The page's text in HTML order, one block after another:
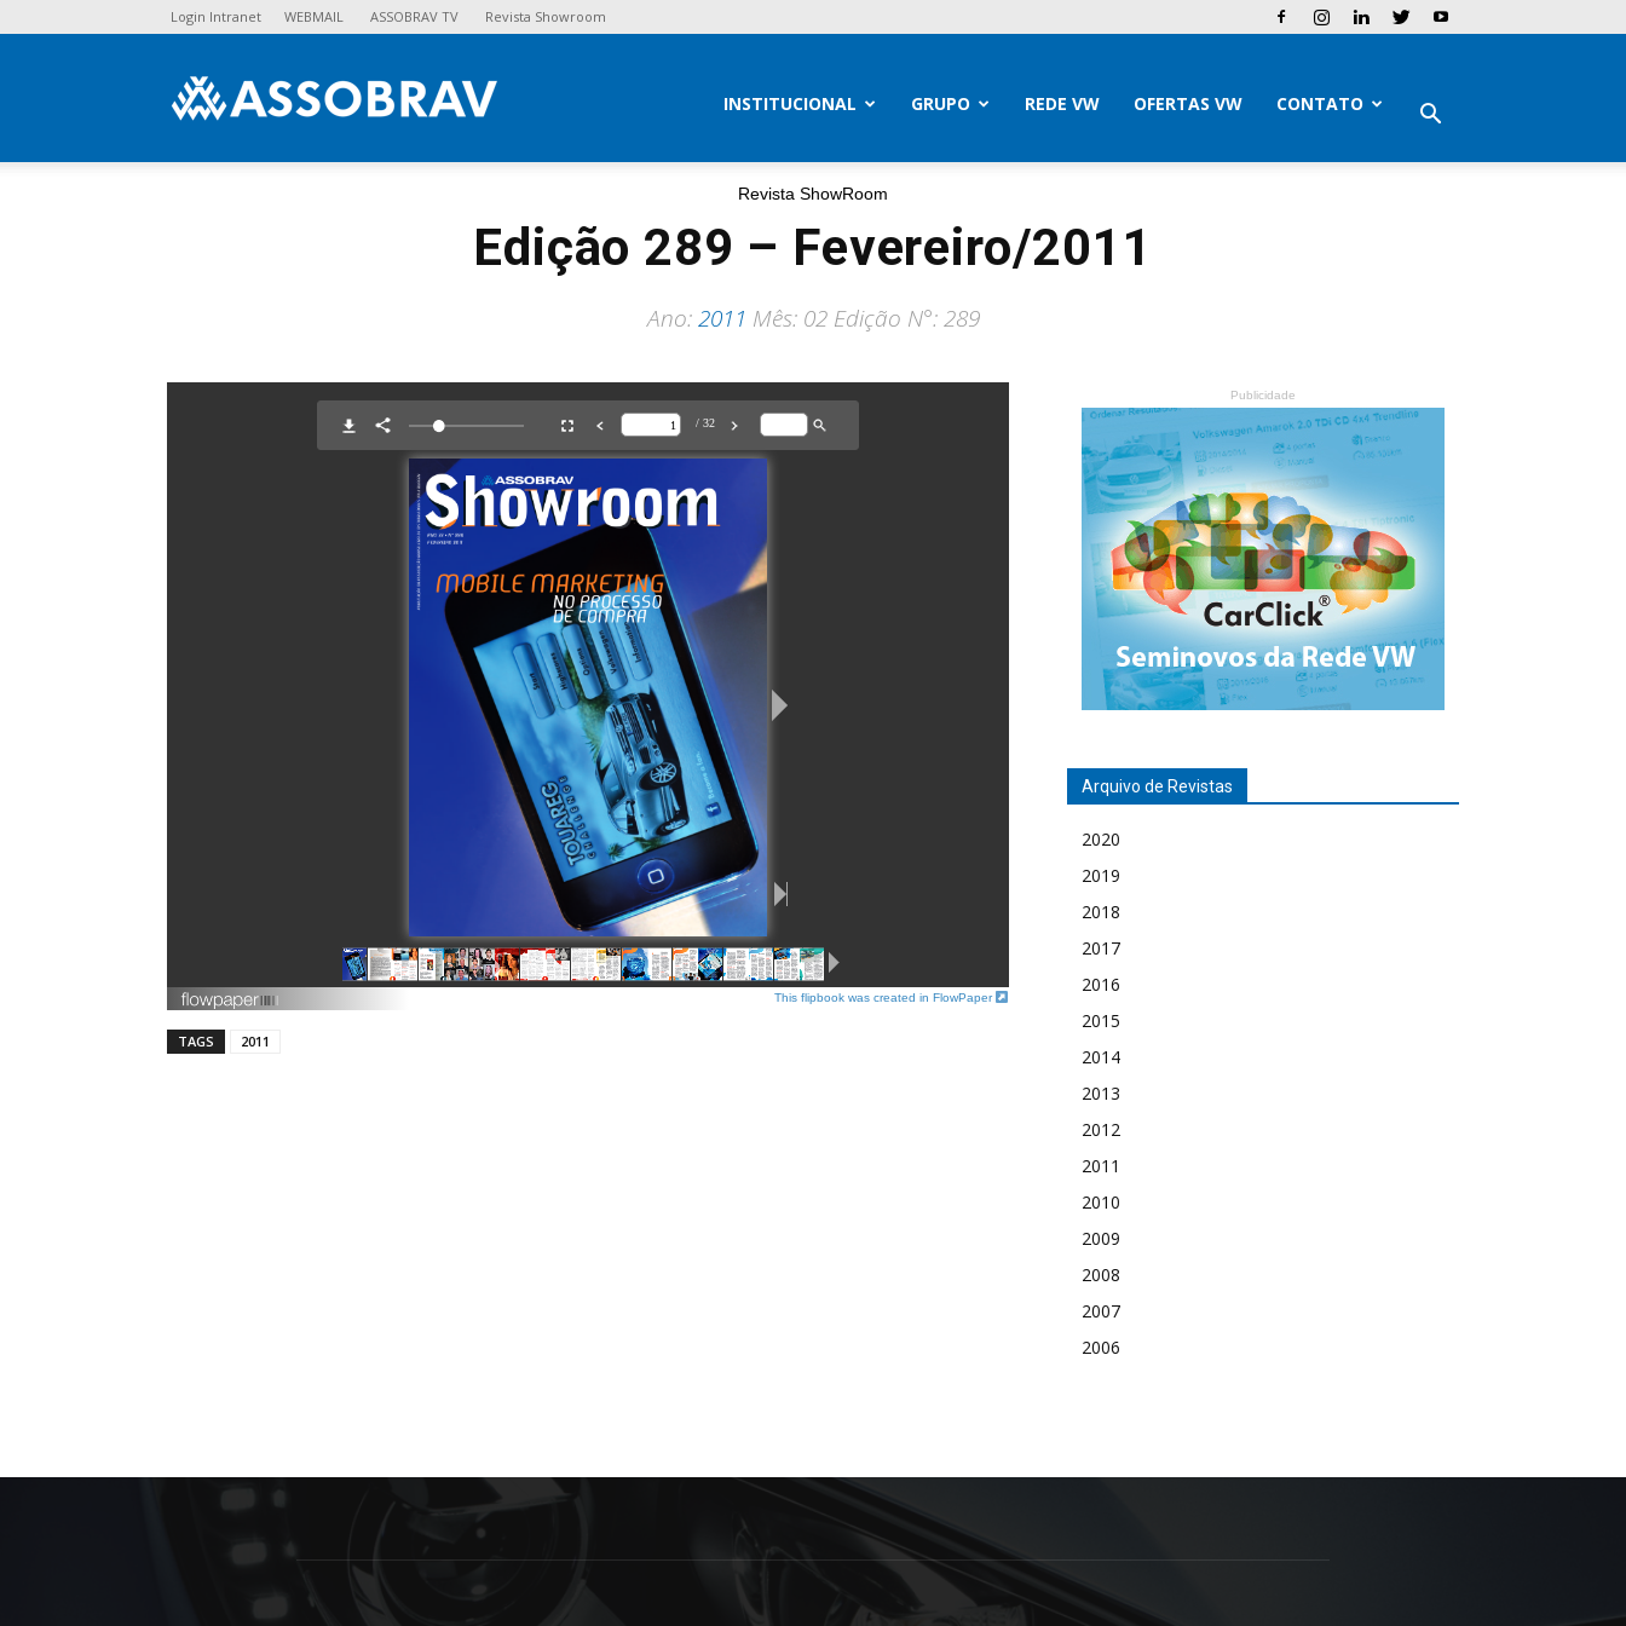
Login Intranet WEBMAIL ASSOBRAV TV Revista Showroom
INSTITUCIONAL GRUPO REDE VW OFERTAS VW CONTATO
Revista ShowRoom
Edição 289 – Fevereiro/2011
Ano:2011 Mês: 02 Edição N°: 289
This flipbook was created in FlowPaper
TAGS 2011
Publicidade
Arquivo de Revistas
2020
2019
2018
2017
2016
2015
2014
2013
2012
2011
2010
2009
2008
2007
2006